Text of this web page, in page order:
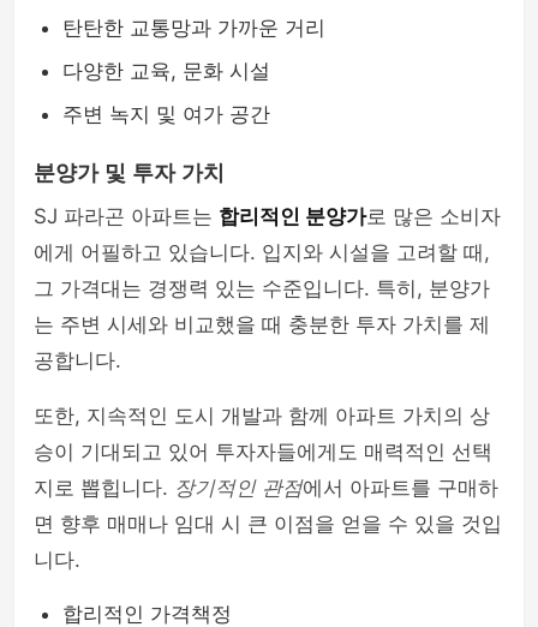
탄탄한 교통망과 가까운 거리
다양한 교육, 문화 시설
주변 녹지 및 여가 공간
분양가 및 투자 가치
SJ 파라곤 아파트는 합리적인 분양가로 많은 소비자
에게 어필하고 있습니다. 입지와 시설을 고려할 때,
그 가격대는 경쟁력 있는 수준입니다. 특히, 분양가
는 주변 시세와 비교했을 때 충분한 투자 가치를 제
공합니다.
또한, 지속적인 도시 개발과 함께 아파트 가치의 상
승이 기대되고 있어 투자자들에게도 매력적인 선택
지로 뽑힙니다. 장기적인 관점에서 아파트를 구매하
면 향후 매매나 임대 시 큰 이점을 얻을 수 있을 것입
니다.
합리적인 가격책정